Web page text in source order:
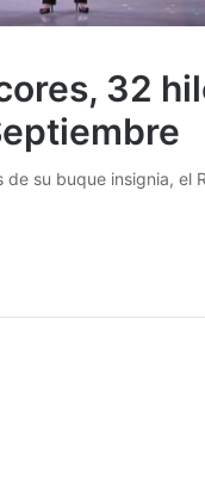
32
su buque insignia, el